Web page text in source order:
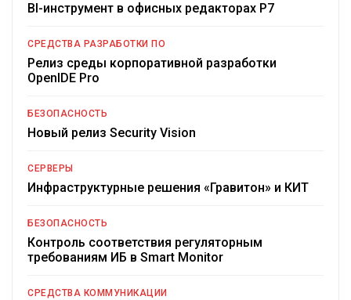
BI-инструмент в офисных редакторах Р7
СРЕДСТВА РАЗРАБОТКИ ПО
Релиз среды корпоративной разработки
OpenIDE Pro
БЕЗОПАСНОСТЬ
Новый релиз Security Vision
СЕРВЕРЫ
Инфраструктурные решения «Гравитон» и КИТ
БЕЗОПАСНОСТЬ
Контроль соответствия регуляторным
требованиям ИБ в Smart Monitor
СРЕДСТВА КОММУНИКАЦИИ